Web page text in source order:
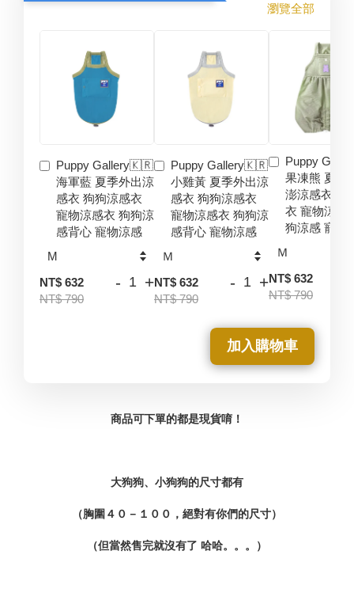
瀏覽全部
Puppy Gallery🇰🇷
海軍藍 夏季外出涼
感衣 狗狗涼感衣
寵物涼感衣 狗狗涼
感背心 寵物涼感
NT$ 632
NT$ 790
- +
Puppy Gallery🇰🇷
小雞黃 夏季外出涼
感衣 狗狗涼感衣
寵物涼感衣 狗狗涼
感背心 寵物涼感
NT$ 632
NT$ 790
- +
Puppy
果凍熊 夏季
澎涼感衣 狗
衣 寵物涼感
狗涼感 寵物
NT$ 632
NT$ 790
加入購物車
商品可下單的都是現貨唷！
大狗狗、小狗狗的尺寸都有
（胸圍４０－１００，絕對有你們的尺寸）
（但當然售完就沒有了 哈哈。。。）